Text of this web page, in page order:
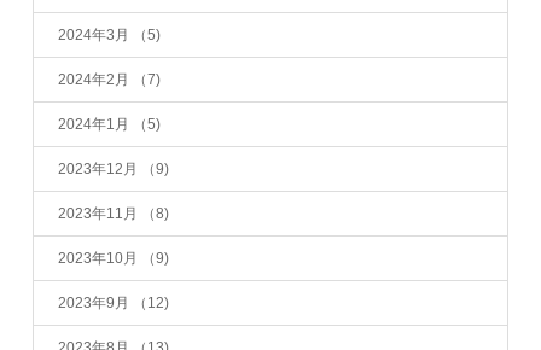
2024年3月 （5)
2024年2月 （7)
2024年1月 （5)
2023年12月 （9)
2023年11月 （8)
2023年10月 （9)
2023年9月 （12)